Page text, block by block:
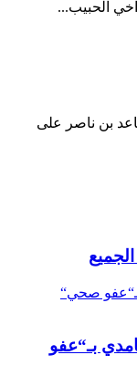
الحبيب...
بن ناصر على
صحي“
بـ“عفو